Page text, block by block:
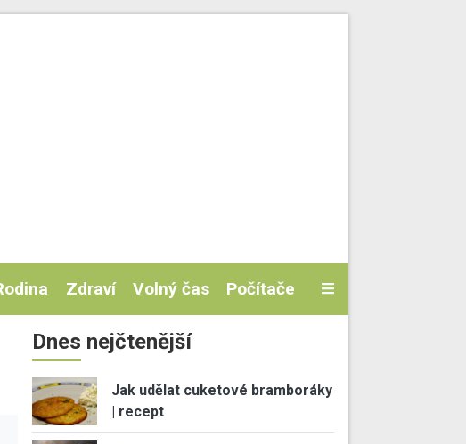
Zdraví Volný čas Počítače
Dnes nejčtenější
Jak udělat cuketové bramboráky
| recept